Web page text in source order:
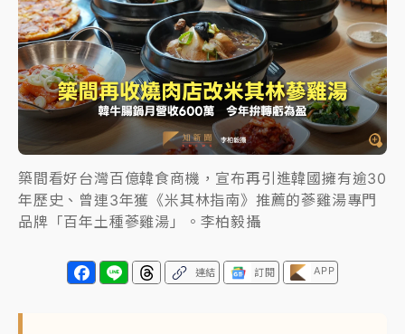
損最多
白海豚挾豪雨狂炸新北！時雨量破百毫米 水塔、雨棚
砸落毀車
築間看好台灣百億韓食商機，宣布再引進韓國擁有逾30
年歷史、曾連3年獲《米其林指南》推薦的蔘雞湯專門
品牌「百年土種蔘雞湯」。李柏毅攝
連結 訂閱 APP